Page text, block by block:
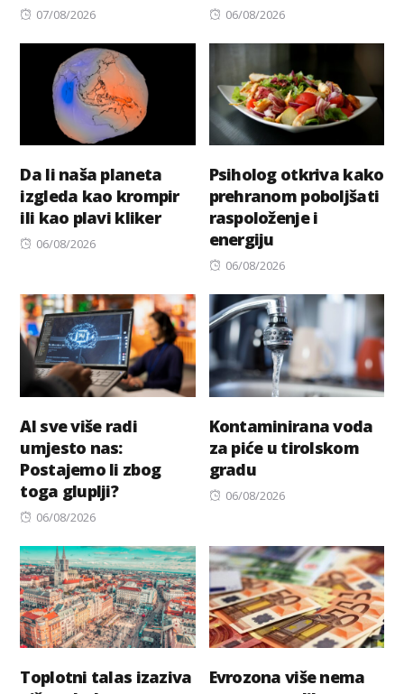
Posted
07/08/2026
Posted
06/08/2026
Da li naša planeta
izgleda kao krompir
ili kao plavi kliker
Posted
06/08/2026
Psiholog otkriva kako
prehranom poboljšati
raspoloženje i
energiju
Posted
06/08/2026
AI sve više radi
umjesto nas:
Postajemo li zbog
toga gluplji?
Posted
06/08/2026
Kontaminirana voda
za piće u tirolskom
gradu
Posted
06/08/2026
Toplotni talas izaziva
Evrozona više nema